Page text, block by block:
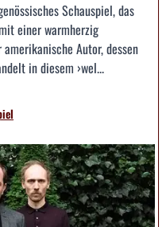
Schauspiel, das
einer warmherzig
Autor, dessen
in diesem ›wel...